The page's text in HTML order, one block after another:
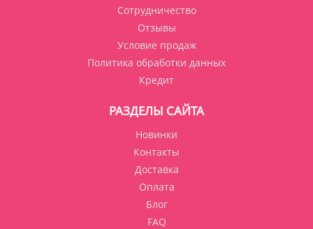
Сотрудничество
Отзывы
Условие продаж
Политика обработки данных
Кредит
РАЗДЕЛЫ САЙТА
Новинки
Контакты
Доставка
Оплата
Блог
FAQ